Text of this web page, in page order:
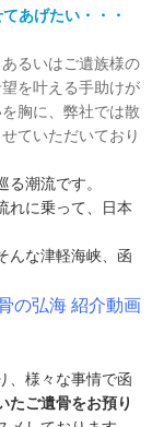
あげたい・・・
るいはご遺族様の
を叶える手助けが
胸に、弊社では散
ていただいており
潮流です。
れに乗って、日本
んな津軽海峡、函
の弘海 紹介動画
、様々な事情で函
たご遺骨をお預り